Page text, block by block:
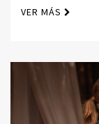
VER MÁS